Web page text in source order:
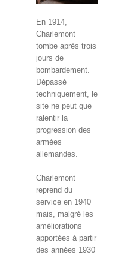
En 1914,
Charlemont
tombe après trois
jours de
bombardement.
Dépassé
techniquement, le
site ne peut que
ralentir la
progression des
armées
allemandes.
Charlemont
reprend du
service en 1940
mais, malgré les
améliorations
apportées à partir
des années 1930